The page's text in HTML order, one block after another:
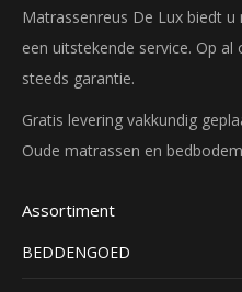
Matrassenreus De Lux biedt
een uitstekende service. Op
steeds garantie.
Gratis levering vakkundig
Oude matrassen en
Assortiment
BEDDENGOED